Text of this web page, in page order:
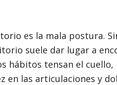
es la mala postura.
suele dar lugar a
hábitos tensan el
las articulaciones y